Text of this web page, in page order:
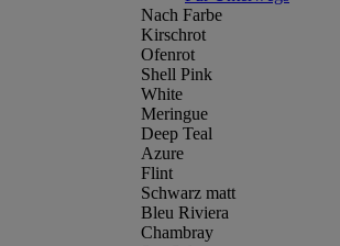
Nach Farbe
Kirschrot
Ofenrot
Shell Pink
White
Meringue
Deep Teal
Azure
Flint
Schwarz matt
Bleu Riviera
Chambray